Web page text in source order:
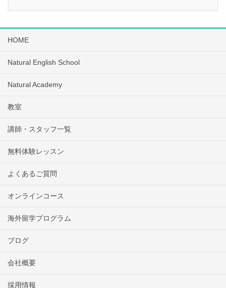
HOME
Natural English School
Natural Academy
教室
講師・スタッフ一覧
無料体験レッスン
よくあるご質問
オンラインコース
海外留学プログラム
ブログ
会社概要
採用情報